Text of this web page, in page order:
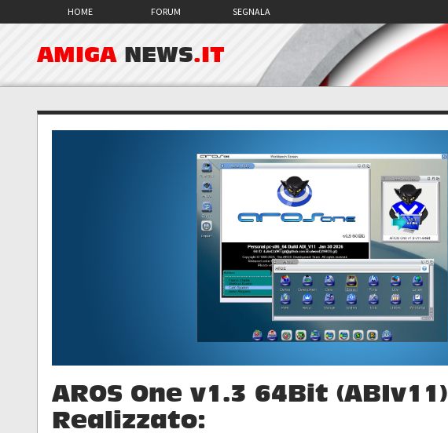
HOME FORUM SEGNALA
AMIGA NEWS.IT
AROS One v1.3 64Bit (ABIv11)
Realizzato: